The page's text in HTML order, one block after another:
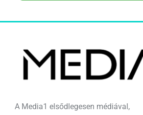
A Media1 elsődlegesen médiával,